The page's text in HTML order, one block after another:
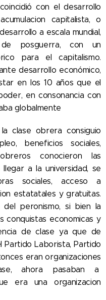
con el desarrollo
capitalista, o
a escala mundial,
posguerra, con un
para el capitalismo.
desarrollo económico,
en los 10 años que el
en consonancia con
globalmente
clase obrera consiguio
beneficios sociales,
conocieron las
a la universidad, se
sociales, acceso a
estatatales y gratuitas.
peronismo, si bien la
conquistas economicas y
de clase ya que de
Laborista, Partido
eran organizaciones
ahora pasaban a
era una organizacion